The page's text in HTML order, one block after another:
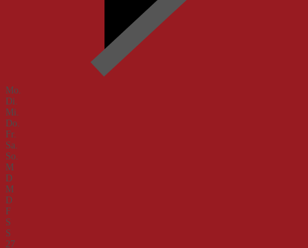
Mo.
Di.
Mi.
Do.
Fr.
Sa.
So.
M
D
M
D
F
S
S
27